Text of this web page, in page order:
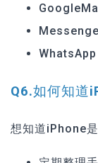
WhatsApp
Q6.如何知道
想知道iPhone